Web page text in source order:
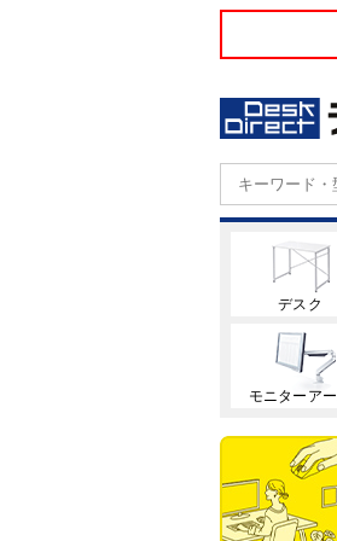
デスク
モニターア